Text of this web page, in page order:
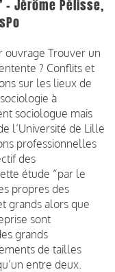
- Jérôme Pélisse,
ouvrage Trouver un
? Conflits et
sur les lieux de
à
sociologue mais
l’Université de Lille
professionnelles
des
étude “par le
propres des
grands alors que
sont
grands
de tailles
entre deux.